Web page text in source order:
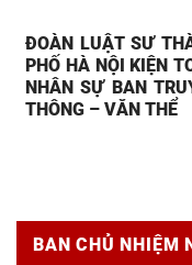
ĐOÀN LUẬT SƯ
PHỐ HÀ NỘI KIỆN
NHÂN SỰ BAN
THÔNG – VĂN THỂ
BAN CHỦ NHIỆM